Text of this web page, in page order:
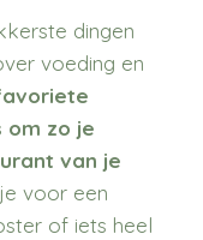
dingen
voeding en
om zo je
van je
voor een
of iets heel